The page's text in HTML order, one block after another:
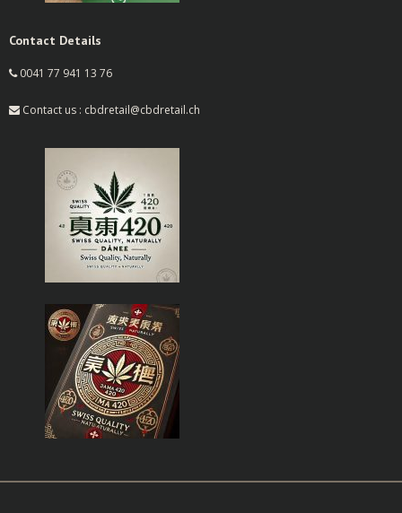
Contact Details
0041 77 941 13 76
Contact us : cbdretail@cbdretail.ch